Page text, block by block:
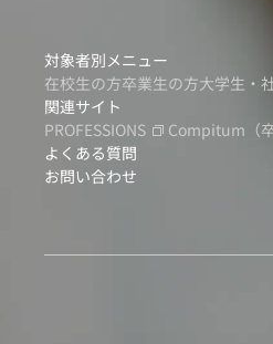
対象者別メニュー
在校生の方卒業生の方大学生・
関連サイト
PROFESSIONS
Compitum （
よくある質問
お問い合わせ